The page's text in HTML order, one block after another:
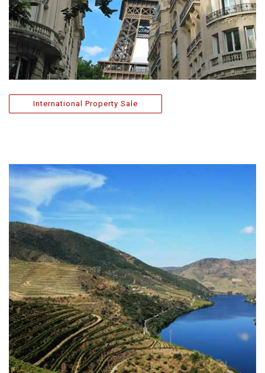
International Property Sale